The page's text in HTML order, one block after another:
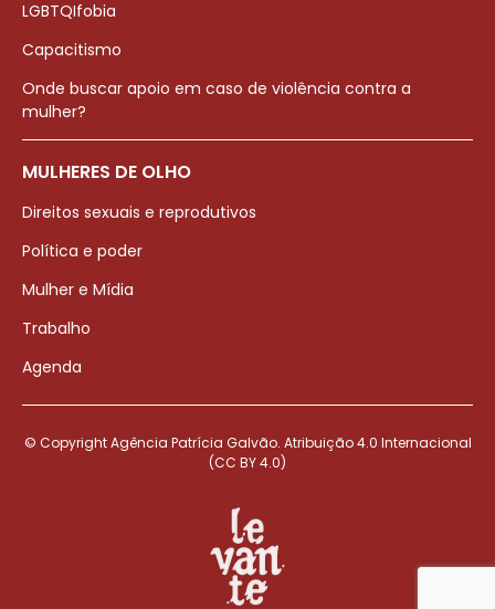
LGBTQIfobia
Capacitismo
Onde buscar apoio em caso de violência contra a
mulher?
MULHERES DE OLHO
Direitos sexuais e reprodutivos
Política e poder
Mulher e Mídia
Trabalho
Agenda
© Copyright Agência Patrícia Galvão. Atribuição 4.0 Internacional
(CC BY 4.0)